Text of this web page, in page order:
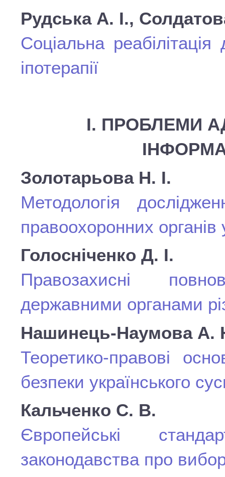
Рудська А. І.,
Соціальна
іпотерапії
І. ПРОБЛЕМИ
Золотарьова Н. І.
Методологія
правоохоронних органів
Голосніченко Д. І.
Правозахисні
державними органами
Нашинець-Наумова А.
Теоретико-правові
безпеки українського
Кальченко С. В.
Європейські
законодавства про